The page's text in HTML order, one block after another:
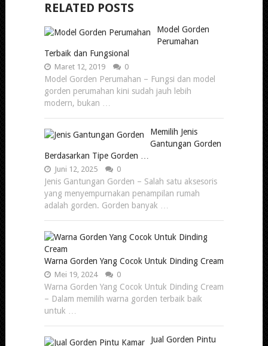
RELATED POSTS
Model Gorden
Perumahan
Terbaik dan Fungsional
Maret 12, 2019 0
Model Gorden Perumahan – Fungsi dan model
gorden perumahan kini sudah jauh lebih
modern, bukan …
Memilih Jenis
Gantungan Gorden
Berdasarkan Tipe Gorden …
Juni 12, 2025 0
Jenis Gantungan Gorden – Salah satu aksesoris
yang menyempurnakan penampilan rumah
adalah gorden. Gorden banyak …
Warna Gorden Yang Cocok Untuk Dinding Cream
Mei 19, 2024 0
Warna Gorden Yang Cocok Untuk Dinding Cream
– Dalam memilih warna gorden terbaik baik
untuk …
Jual Gorden Pintu